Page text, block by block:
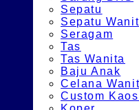
Sepatu
Sepatu
Seragam
Tas
Tas Wanita
Baju Anak
Celana
Custom